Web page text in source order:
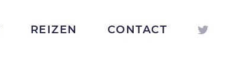
REIZEN CONTACT